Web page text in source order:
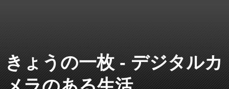
きょうの一枚 - デジタルカ